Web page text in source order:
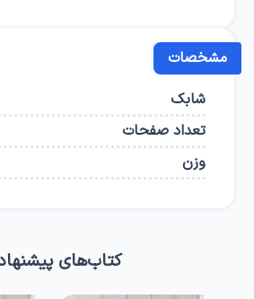
مشخصات
شابک
تعداد صفحات
وزن
کتاب‌های